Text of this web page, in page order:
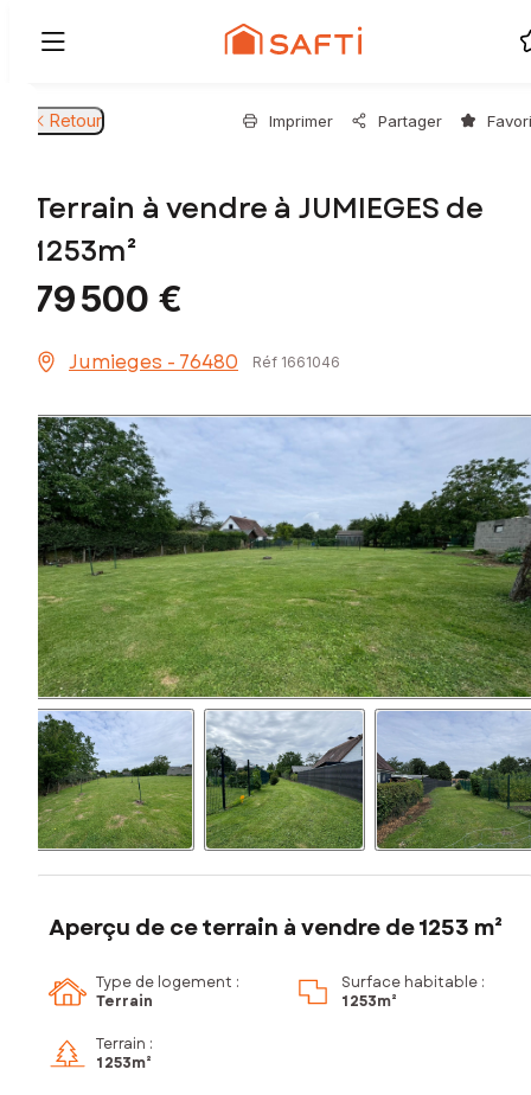
Retour Imprimer Partager
Terrain à vendre à JUMIEGES de
1253m²
79 500 €
Jumieges - 76480 Réf 1661046
Aperçu de ce terrain à vendre de 1253 m²
Type de logement :
Terrain
Surface habitable :
1 253m²
Terrain :
1 253m²